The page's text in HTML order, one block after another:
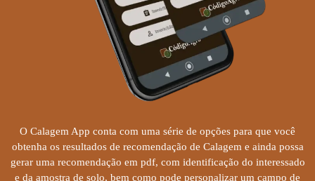
O Calagem App conta com uma série de opções para que você
obtenha os resultados de recomendação de Calagem e ainda possa
gerar uma recomendação em pdf, com identificação do interessado
e da amostra de solo, bem como pode personalizar um campo de